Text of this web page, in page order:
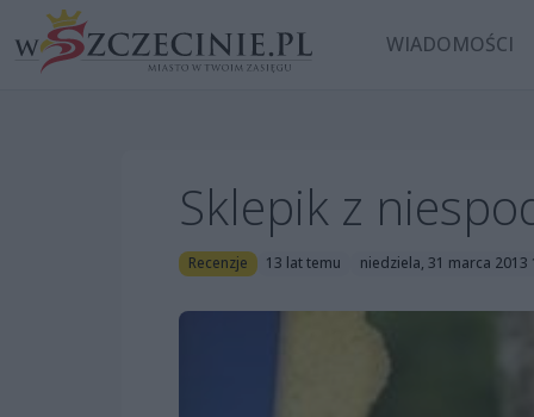
WIADOMOŚCI
Sklepik z
Recenzje 13 lat temu niedziela, 31 marca 2013